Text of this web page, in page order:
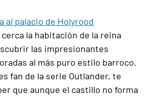
la habitación de la reina
las impresionantes
al más puro estilo barroco.
fan de la serie Outlander, te
que aunque el castillo no forma